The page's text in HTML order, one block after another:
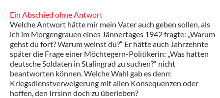
Ein Abschied ohne Antwort
Welche Antwort hätte mir mein Vater auch geben sollen, als
ich im Morgengrauen eines Jännertages 1942 fragte: „Warum
gehst du fort? Warum weinst du?“ Er hätte auch Jahrzehnte
später die Frage einer Möchtegern-Politikerin: „Was hatten
deutsche Soldaten in Stalingrad zu suchen?“ nicht
beantworten können. Welche Wahl gab es denn:
Kriegsdienstverweigerung mit allen Konsequenzen oder
hoffen, den Irrsinn doch zu überleben?